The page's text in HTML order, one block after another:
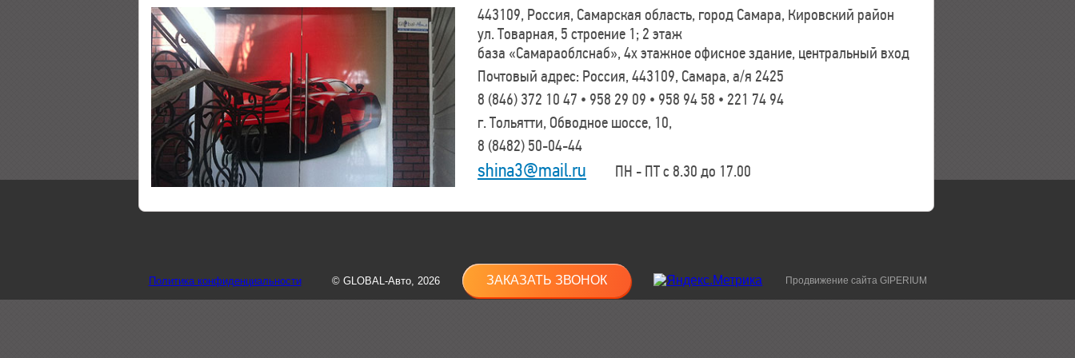
443109, Россия, Самарская область, город Самара, Кировский район
ул. Товарная, 5 строение 1; 2 этаж
база «Самараоблснаб», 4х этажное офисное здание, центральный вход
Почтовый адрес: Россия, 443109, Самара, а/я 2425
8 (846) 372 10 47 • 958 29 09 • 958 94 58 • 221 74 94
г. Тольятти, Обводное шоссе, 10,
8 (8482) 50-04-44
shina3@mail.ru ПН - ПТ с 8.30 до 17.00
Политика конфиденциальности © GLOBAL-Авто, 2026 ЗАКАЗАТЬ ЗВОНОК Продвижение сайта GIPERIUM